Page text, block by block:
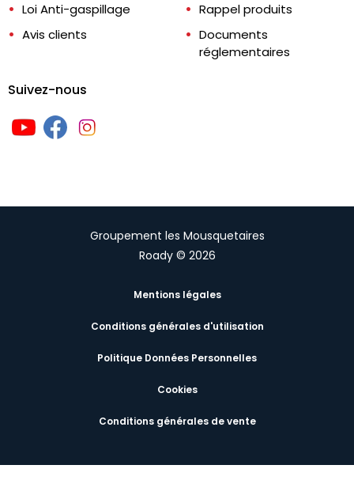
Loi Anti-gaspillage
Avis clients
Rappel produits
Documents
réglementaires
Suivez-nous
Groupement les Mousquetaires
Roady © 2026
Mentions légales
Conditions générales d'utilisation
Politique Données Personnelles
Cookies
Conditions générales de vente